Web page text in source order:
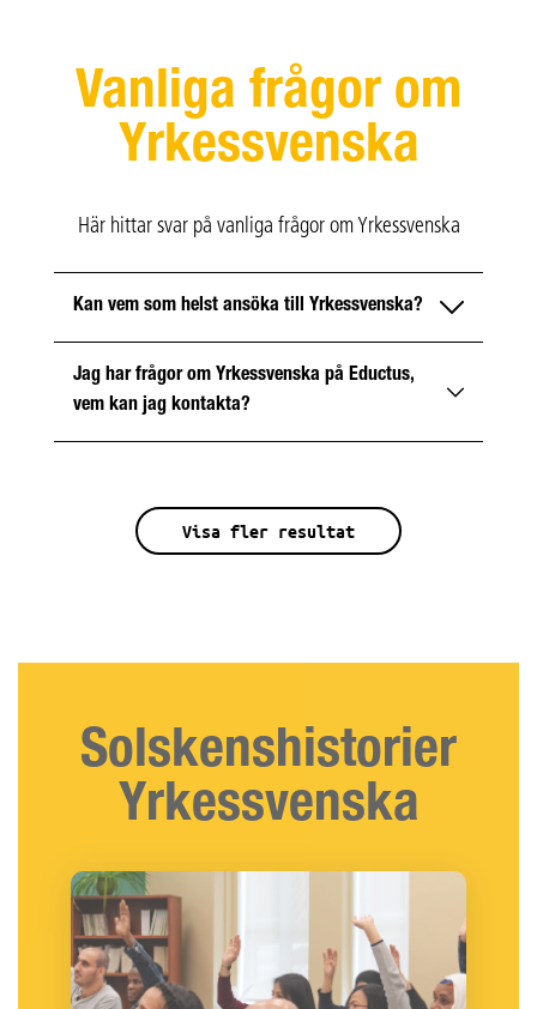
Vanliga frågor om
Yrkessvenska
Här hittar svar på vanliga frågor om Yrkessvenska
Kan vem som helst ansöka till Yrkessvenska?
Du behöver vara inskriven på Arbetsförmedlingen
för att gå Yrkessvenska. Arbetsförmedlingen
beslutar om du kan börja. Prata med din
intresserad av Yrkessvenska.
Jag har frågor om Yrkessvenska på Eductus,
vem kan jag kontakta?
din ort, så hjälper vi dig vidare! På den här sidan
ser du var någonstans vi erbjuder Yrkessvenska.
Visa fler resultat
Solskenshistorier
Yrkessvenska